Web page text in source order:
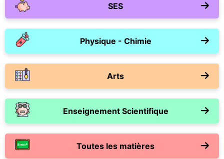
SES
Physique - Chimie
Arts
Enseignement Scientifique
Toutes les matières